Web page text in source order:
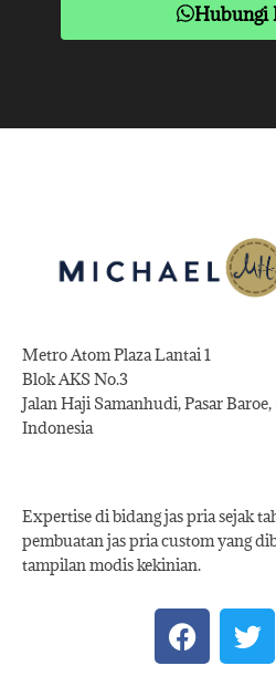
Hubungi
Metro Atom Plaza Lantai 1
Blok AKS No.3
Jalan Haji Samanhudi, Pasar
Indonesia
Expertise di bidang jas pria sejak
pembuatan jas pria custom yang
tampilan modis kekinian.